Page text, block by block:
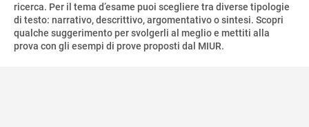
ricerca. Per il tema d’esame puoi scegliere tra diverse tipologie
di testo: narrativo, descrittivo, argomentativo o sintesi. Scopri
qualche suggerimento per svolgerli al meglio e mettiti alla
prova con gli esempi di prove proposti dal MIUR.